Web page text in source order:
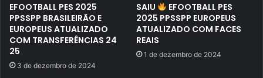
EFOOTBALL PES 2025
PPSSPP BRASILEIRÃO E
EUROPEUS ATUALIZADO
COM TRANSFERÊNCIAS 24
25
3 de dezembro de 2024
SAIU
EFOOTBALL PES
2025 PPSSPP EUROPEUS
ATUALIZADO COM FACES
REAIS
1 de dezembro de 2024